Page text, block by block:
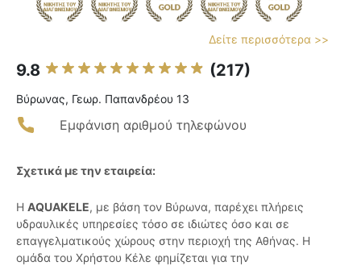
Δείτε περισσότερα >>
9.8 (217)
Βύρωνας, Γεωρ. Παπανδρέου 13
Εμφάνιση αριθμού τηλεφώνου
Σχετικά με την εταιρεία:
Η AQUAKELE, με βάση τον Βύρωνα, παρέχει πλήρεις
υδραυλικές υπηρεσίες τόσο σε ιδιώτες όσο και σε
επαγγελματικούς χώρους στην περιοχή της Αθήνας. Η
ομάδα του Χρήστου Κέλε φημίζεται για την